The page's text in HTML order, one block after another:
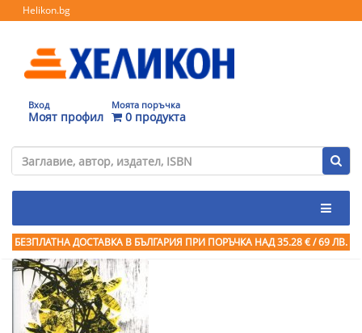
Helikon.bg
Вход
Моят профил
Моята поръчка
0 продукта
БЕЗПЛАТНА ДОСТАВКА В БЪЛГАРИЯ ПРИ ПОРЪЧКА НАД 35.28 € / 69 ЛВ.